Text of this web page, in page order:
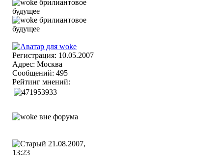
Регистрация: 10.05.2007
Адрес: Москва
Сообщений: 495
Рейтинг мнений:
21.08.2007,
13:23